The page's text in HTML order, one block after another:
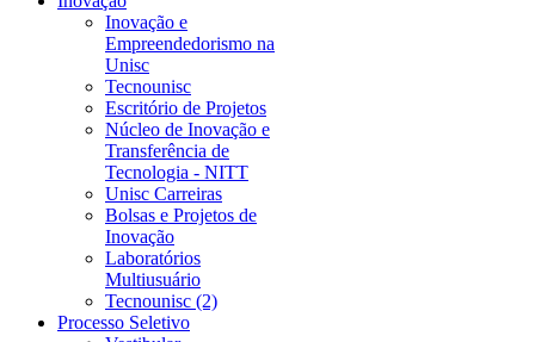
Inovação e
Empreendedorismo na
Unisc
Tecnounisc
Escritório de Projetos
Núcleo de Inovação e
Transferência de
Tecnologia - NITT
Unisc Carreiras
Bolsas e Projetos de
Inovação
Laboratórios
Multiusuário
Tecnounisc (2)
Processo Seletivo